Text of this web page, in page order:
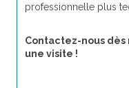
professionnelle plus
Contactez-nous
une visite !